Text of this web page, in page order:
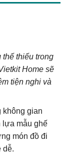
thế thiếu trong
Home sẽ
tiện nghi và
không gian
lựa mẫu ghế
món đồ đi
dễ.